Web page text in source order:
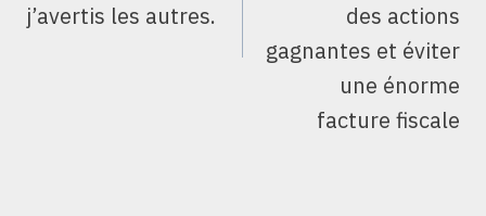
j’avertis les autres.
des actions
gagnantes et éviter
une énorme
facture fiscale